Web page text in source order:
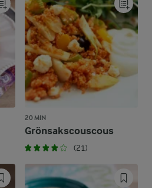
20 MIN
Grönsakscouscous
(21)